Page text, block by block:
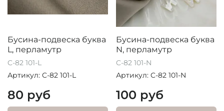
Бусина-подвеска буква
L, перламутр
C-82 101-L
Артикул: C-82 101-L
80 руб
Бусина-подвеска буква
N, перламутр
C-82 101-N
Артикул: C-82 101-N
100 руб